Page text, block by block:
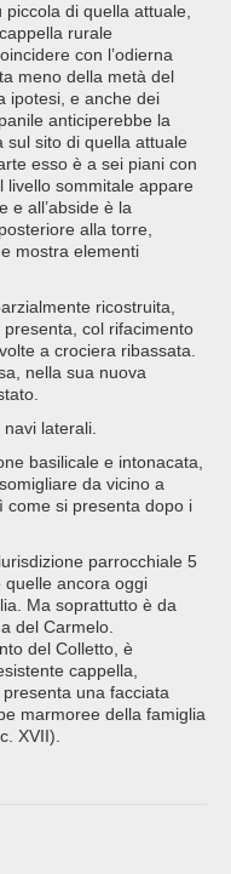
di quella attuale,
rurale
con l’odierna
meno della metà del
ipotesi, e anche dei
anticiperebbe la
sul sito di quella attuale
esso è a sei piani con
sommitale appare
e all’abside è la
alla torre,
mostra elementi
ricostruita,
col rifacimento
a crociera ribassata.
nella sua nuova
laterali.
basilicale e intonacata,
da vicino a
come si presenta dopo i
parrocchiale 5
quelle ancora oggi
Ma soprattutto è da
del Carmelo.
del Colletto, è
cappella,
una facciata
marmoree della famiglia
XVII).